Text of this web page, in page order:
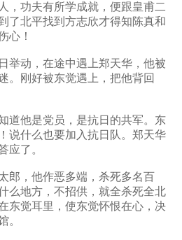
，功夫有所学成就，便跟皇甫二
了北平找到方志欣才得知陈真和
心！
动，在途中遇上郑天华，他被
。刚好被东觉遇上，把他背回
他是党员，是抗日的共军。东
说什么也要加入抗日队。郑天华
应了。
，他作恶多端，杀死多名百
么地方，不招供，就全杀死全北
东觉耳里，使东觉怀恨在心，决
。